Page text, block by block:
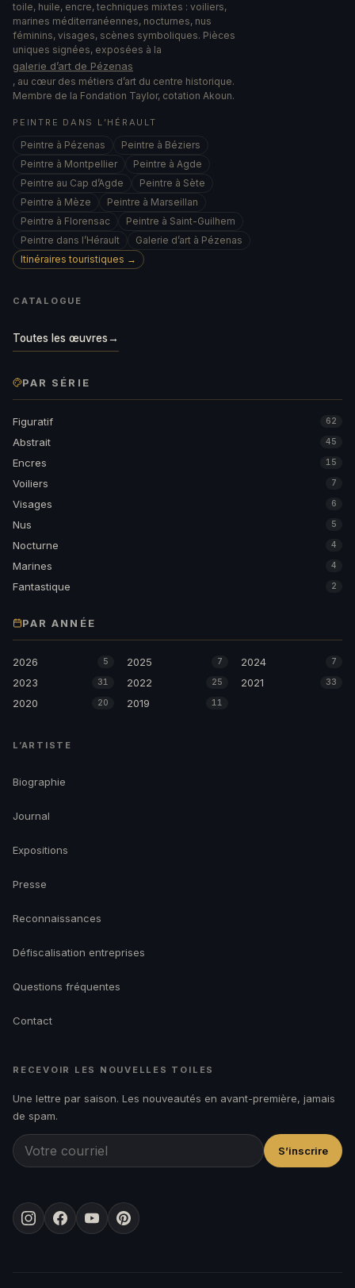
toile, huile, encre, techniques mixtes : voiliers,
marines méditerranéennes, nocturnes, nus
féminins, visages, scènes symboliques. Pièces
uniques signées, exposées à la
galerie d’art de Pézenas
, au cœur des métiers d’art du centre historique.
Membre de la Fondation Taylor, cotation Akoun.
PEINTRE DANS L’HÉRAULT
Peintre à Pézenas
Peintre à Béziers
Peintre à Montpellier
Peintre à Agde
Peintre au Cap d’Agde
Peintre à Sète
Peintre à Mèze
Peintre à Marseillan
Peintre à Florensac
Peintre à Saint-Guilhem
Peintre dans l’Hérault
Galerie d’art à Pézenas
Itinéraires touristiques →
CATALOGUE
Toutes les œuvres→
PAR SÉRIE
Figuratif 62
Abstrait 45
Encres 15
Voiliers 7
Visages 6
Nus 5
Nocturne 4
Marines 4
Fantastique 2
PAR ANNÉE
2026 5 2025 7 2024 7
2023 31 2022 25 2021 33
2020 20 2019 11
L’ARTISTE
Biographie
Journal
Expositions
Presse
Reconnaissances
Défiscalisation entreprises
Questions fréquentes
Contact
RECEVOIR LES NOUVELLES TOILES
Une lettre par saison. Les nouveautés en avant-première, jamais
de spam.
S’inscrire
InstagramFacebookYouTubePinterest